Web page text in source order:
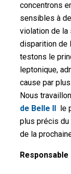
concentrons
sensibles à
violation de la
disparition de
testons le
leptonique,
cause par
Nous
de Belle II le
plus précis du
de la